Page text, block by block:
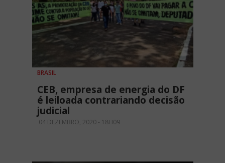
BRASIL
CEB, empresa de energia do DF
é leiloada contrariando decisão
judicial
04 DEZEMBRO, 2020 - 18H09